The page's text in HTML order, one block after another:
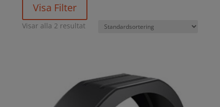
Visa Filter
Visar alla 2 resultat